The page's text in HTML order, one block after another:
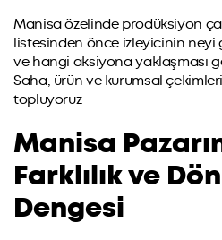
Manisa özelinde prodüksiyon
listesinden önce izleyicinin neyi
ve hangi aksiyona yaklaşması
Saha, ürün ve kurumsal
topluyoruz
Manisa
Farklılık ve
Dengesi